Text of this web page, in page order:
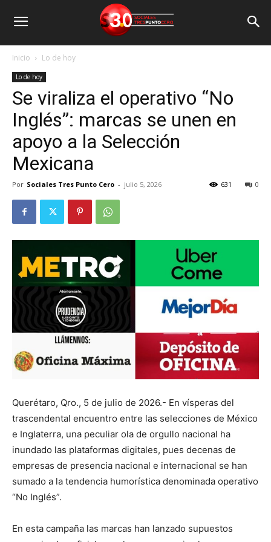
Inicio Lo de hoy
Lo de hoy
Se viraliza el operativo “No
Inglés”: marcas se unen en
apoyo a la Selección
Mexicana
Por Sociales Tres Punto Cero - julio 5, 2026 0
631
Querétaro, Qro., 5 de julio de 2026.- En vísperas del
trascendental encuentro entre las selecciones de México
e Inglaterra, una peculiar ola de orgullo nacional ha
inundado las plataformas digitales, pues decenas de
empresas de presencia nacional e internacional se han
sumado a la tendencia humorística denominada operativo
“No Inglés”.
En esta campaña las marcas han lanzado supuestos